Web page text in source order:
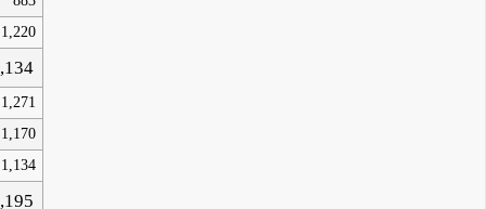
1,220
1,271
1,170
1,134